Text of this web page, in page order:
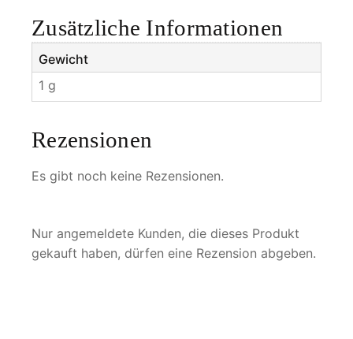
g
e
Zusätzliche Informationen
Gewicht
1 g
Rezensionen
Es gibt noch keine Rezensionen.
Nur angemeldete Kunden, die dieses Produkt
gekauft haben, dürfen eine Rezension abgeben.